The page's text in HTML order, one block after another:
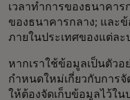
เวลาทำการของธนาคาร
ของธนาคารกลาง; และ
ภายในประเทศของแต่ละ
หากเราใช้ข้อมูลเป็นตัวอ
กำหนดใหม่เกี่ยวกับการ
ให้ต้องจัดเก็บข้อมูลไว้ใ